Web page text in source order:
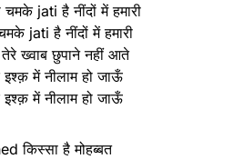
jati है नींदों में हमारी
jati है नींदों में हमारी
ख्वाब छुपाने नहीं आते
में नीलाम हो जाऊँ
में नीलाम हो जाऊँ
किस्सा है मोहब्बत